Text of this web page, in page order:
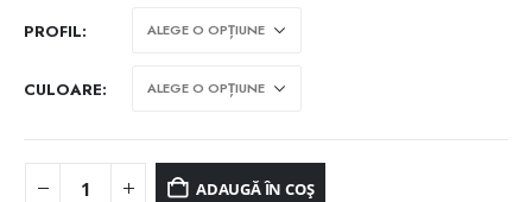
PROFIL
CULOARE
ADAUGĂ ÎN COȘ